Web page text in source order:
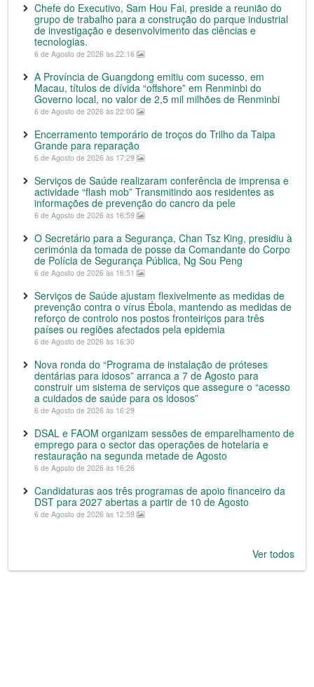
Chefe do Executivo, Sam Hou Fai, preside a reunião do
grupo de trabalho para a construção do parque industrial
de investigação e desenvolvimento das ciências e
tecnologias.
6 de Agosto de 2026 às 22:16
A Província de Guangdong emitiu com sucesso, em
Macau, títulos de dívida “offshore” em Renminbi do
Governo local, no valor de 2,5 mil milhões de Renminbi
6 de Agosto de 2026 às 22:00
Encerramento temporário de troços do Trilho da Taipa
Grande para reparação
6 de Agosto de 2026 às 17:29
Serviços de Saúde realizaram conferência de imprensa e
actividade “flash mob” Transmitindo aos residentes as
informações de prevenção do cancro da pele
6 de Agosto de 2026 às 16:59
O Secretário para a Segurança, Chan Tsz King, presidiu à
cerimónia da tomada de posse da Comandante do Corpo
de Polícia de Segurança Pública, Ng Sou Peng
6 de Agosto de 2026 às 16:51
Serviços de Saúde ajustam flexivelmente as medidas de
prevenção contra o vírus Ébola, mantendo as medidas de
reforço de controlo nos postos fronteiriços para três
países ou regiões afectados pela epidemia
6 de Agosto de 2026 às 16:30
Nova ronda do “Programa de instalação de próteses
dentárias para idosos” arranca a 7 de Agosto para
construir um sistema de serviços que assegure o “acesso
a cuidados de saúde para os idosos”
6 de Agosto de 2026 às 16:29
DSAL e FAOM organizam sessões de emparelhamento de
emprego para o sector das operações de hotelaria e
restauração na segunda metade de Agosto
6 de Agosto de 2026 às 16:26
Candidaturas aos três programas de apoio financeiro da
DST para 2027 abertas a partir de 10 de Agosto
6 de Agosto de 2026 às 12:59
Ver todos